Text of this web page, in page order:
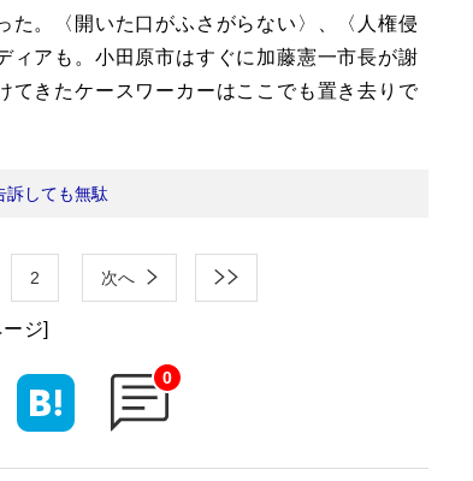
。〈開いた口がふさがらない〉、〈人権侵
ィアも。小田原市はすぐに加藤憲一市長が謝
てきたケースワーカーはここでも置き去りで
訴しても無駄
2 次へ
ジ]
0